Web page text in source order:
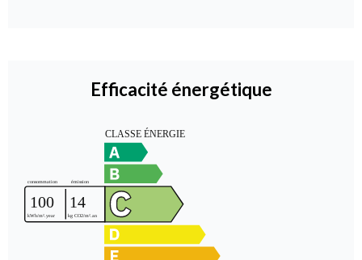
Efficacité énergétique